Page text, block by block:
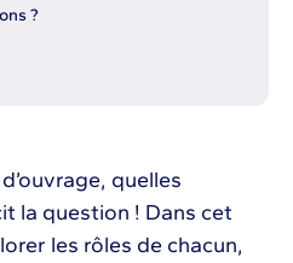
?
quelles
la question ! Dans cet
les rôles de chacun,